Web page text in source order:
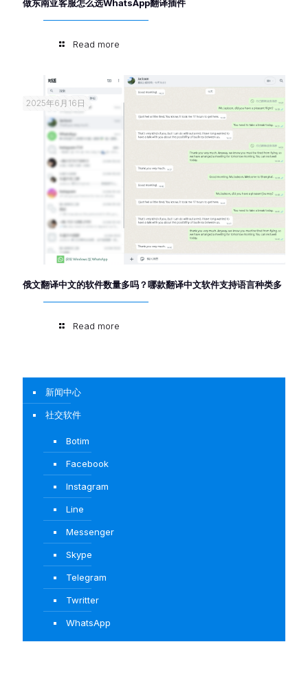
做东南亚客服怎么选WhatsApp翻译插件
Read more
2025年6月16日
俄文翻译中文的软件数量多吗？哪款翻译中文软件支持语言种类多
Read more
新闻中心
社交软件
Botim
Facebook
Instagram
Line
Messenger
Skype
Telegram
Twritter
WhatsApp